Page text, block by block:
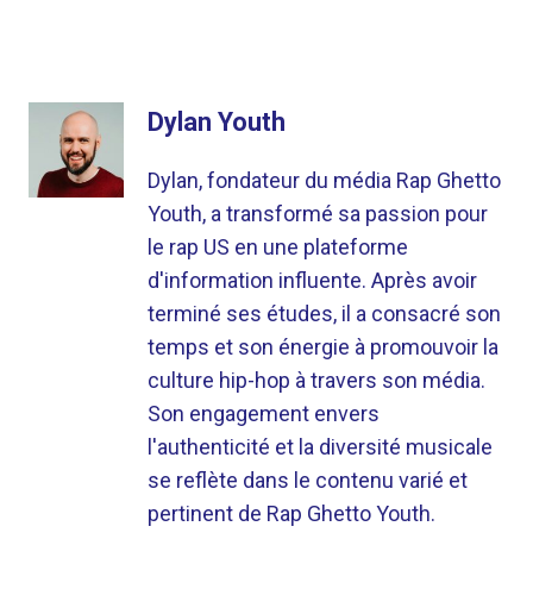
Dylan Youth
Dylan, fondateur du média Rap Ghetto
Youth, a transformé sa passion pour
le rap US en une plateforme
d'information influente. Après avoir
terminé ses études, il a consacré son
temps et son énergie à promouvoir la
culture hip-hop à travers son média.
Son engagement envers
l'authenticité et la diversité musicale
se reflète dans le contenu varié et
pertinent de Rap Ghetto Youth.